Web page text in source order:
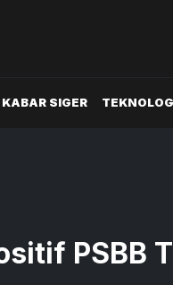
KABAR SIGER
PSBB